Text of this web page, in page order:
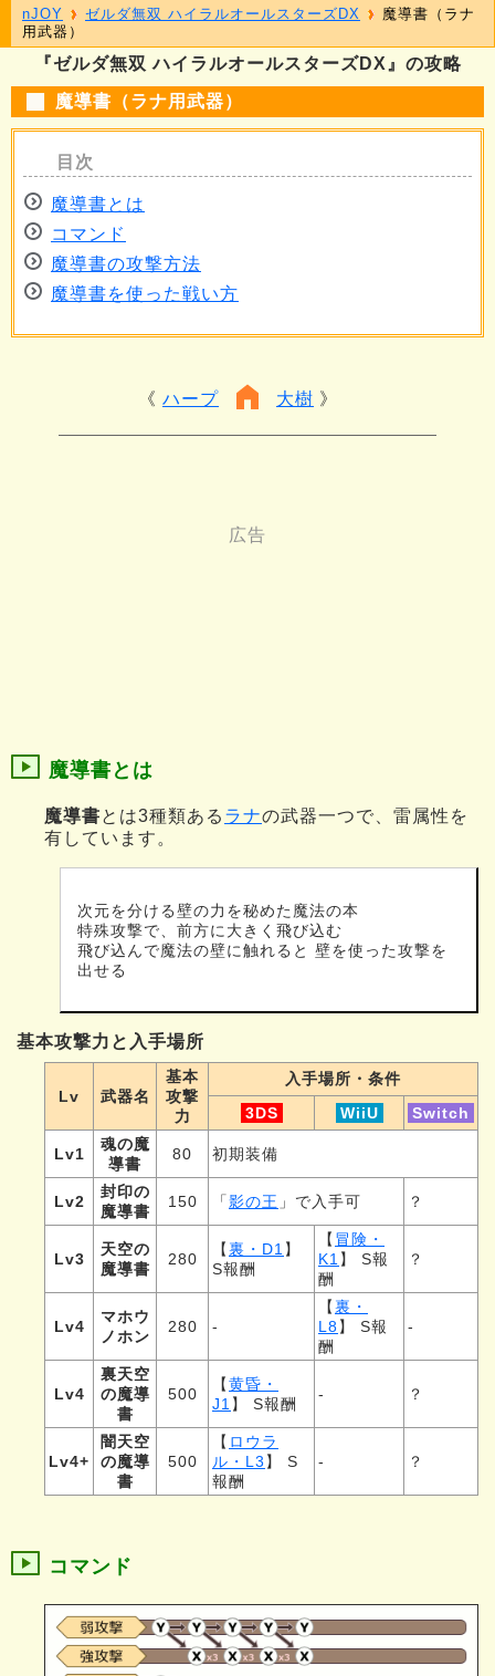
『ゼルダ無双 ハイラルオールスターズDX』の攻略
魔導書（ラナ用武器）
魔導書とは
コマンド
魔導書の攻撃方法
魔導書を使った戦い方
ハープ 大樹
魔導書とは
魔導書とは3種類ある ラナの武器一つで、雷属性を
有しています。
次元を分ける壁の力を秘めた魔法の本
特殊攻撃で、前方に大きく飛び込む
飛び込んで魔法の壁に触れると 壁を使った攻撃を
出せる
基本攻撃力と入手場所
Lv 武器名
基本
攻撃
力
入手場所・条件
3DS
WiiU Switch
Lv1
魂の魔
導書
80 初期装備
Lv2
封印の
魔導書
150 「影の王 」で入手可 ？
Lv3
天空の
魔導書
280
【裏・D1】
S報酬
【 冒険・
K1】 S報
酬
？
Lv4
マホウ
ノホン
280 -
【裏・
L8】 S報
酬
-
Lv4
裏天空
の魔導
書
500
【黄昏・
J1】 S報酬
- ？
Lv4+
闇天空
の魔導
書
500
【 ロウラ
ル・L3 】 S
報酬
- ？
コマンド
nJOY ゼルダ無双 ハイラルオールスターズDX
魔導書（ラナ
用武器）